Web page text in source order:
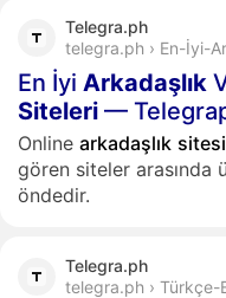
Telegra.ph
telegra.ph › En-İyi-
En İyi Arkadaşlık
Siteleri —
Online arkadaşlık sitesi
gören siteler arasında
öndedir.
Telegra.ph
telegra.ph ›